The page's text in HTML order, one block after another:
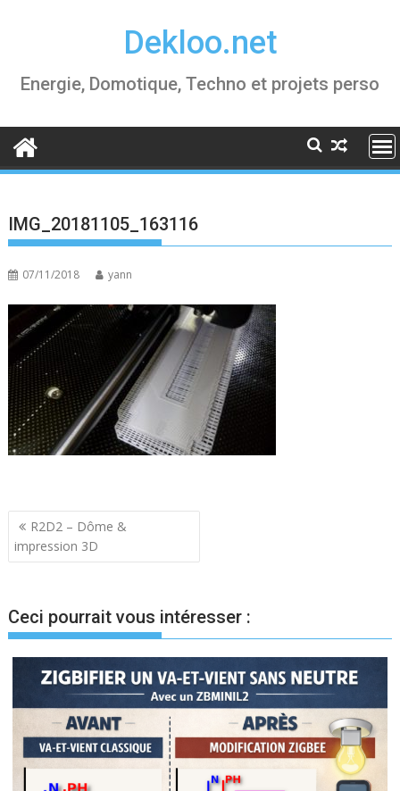
Dekloo.net
Energie, Domotique, Techno et projets perso
IMG_20181105_163116
07/11/2018 yann
Navigation
de
R2D2 – Dôme &
impression 3D
Ceci pourrait vous intéresser :